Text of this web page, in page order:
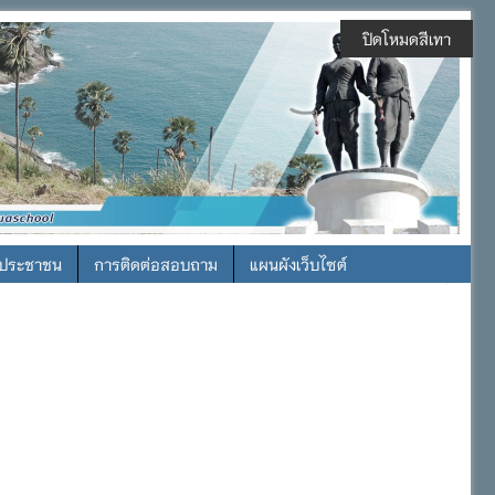
ระชาชน การติดต่อสอบถาม แผนผังเว็บไซต์
ปิดโหมดสีเทา